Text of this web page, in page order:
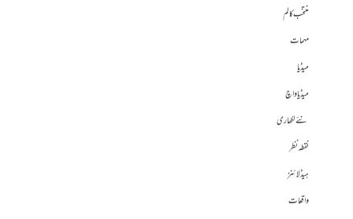
منتخب کالم
مہمات
میڈیا
میڈیا واچ
نئے لکھاری
نقطہ نظر
ہیڈلائنز
واقعات